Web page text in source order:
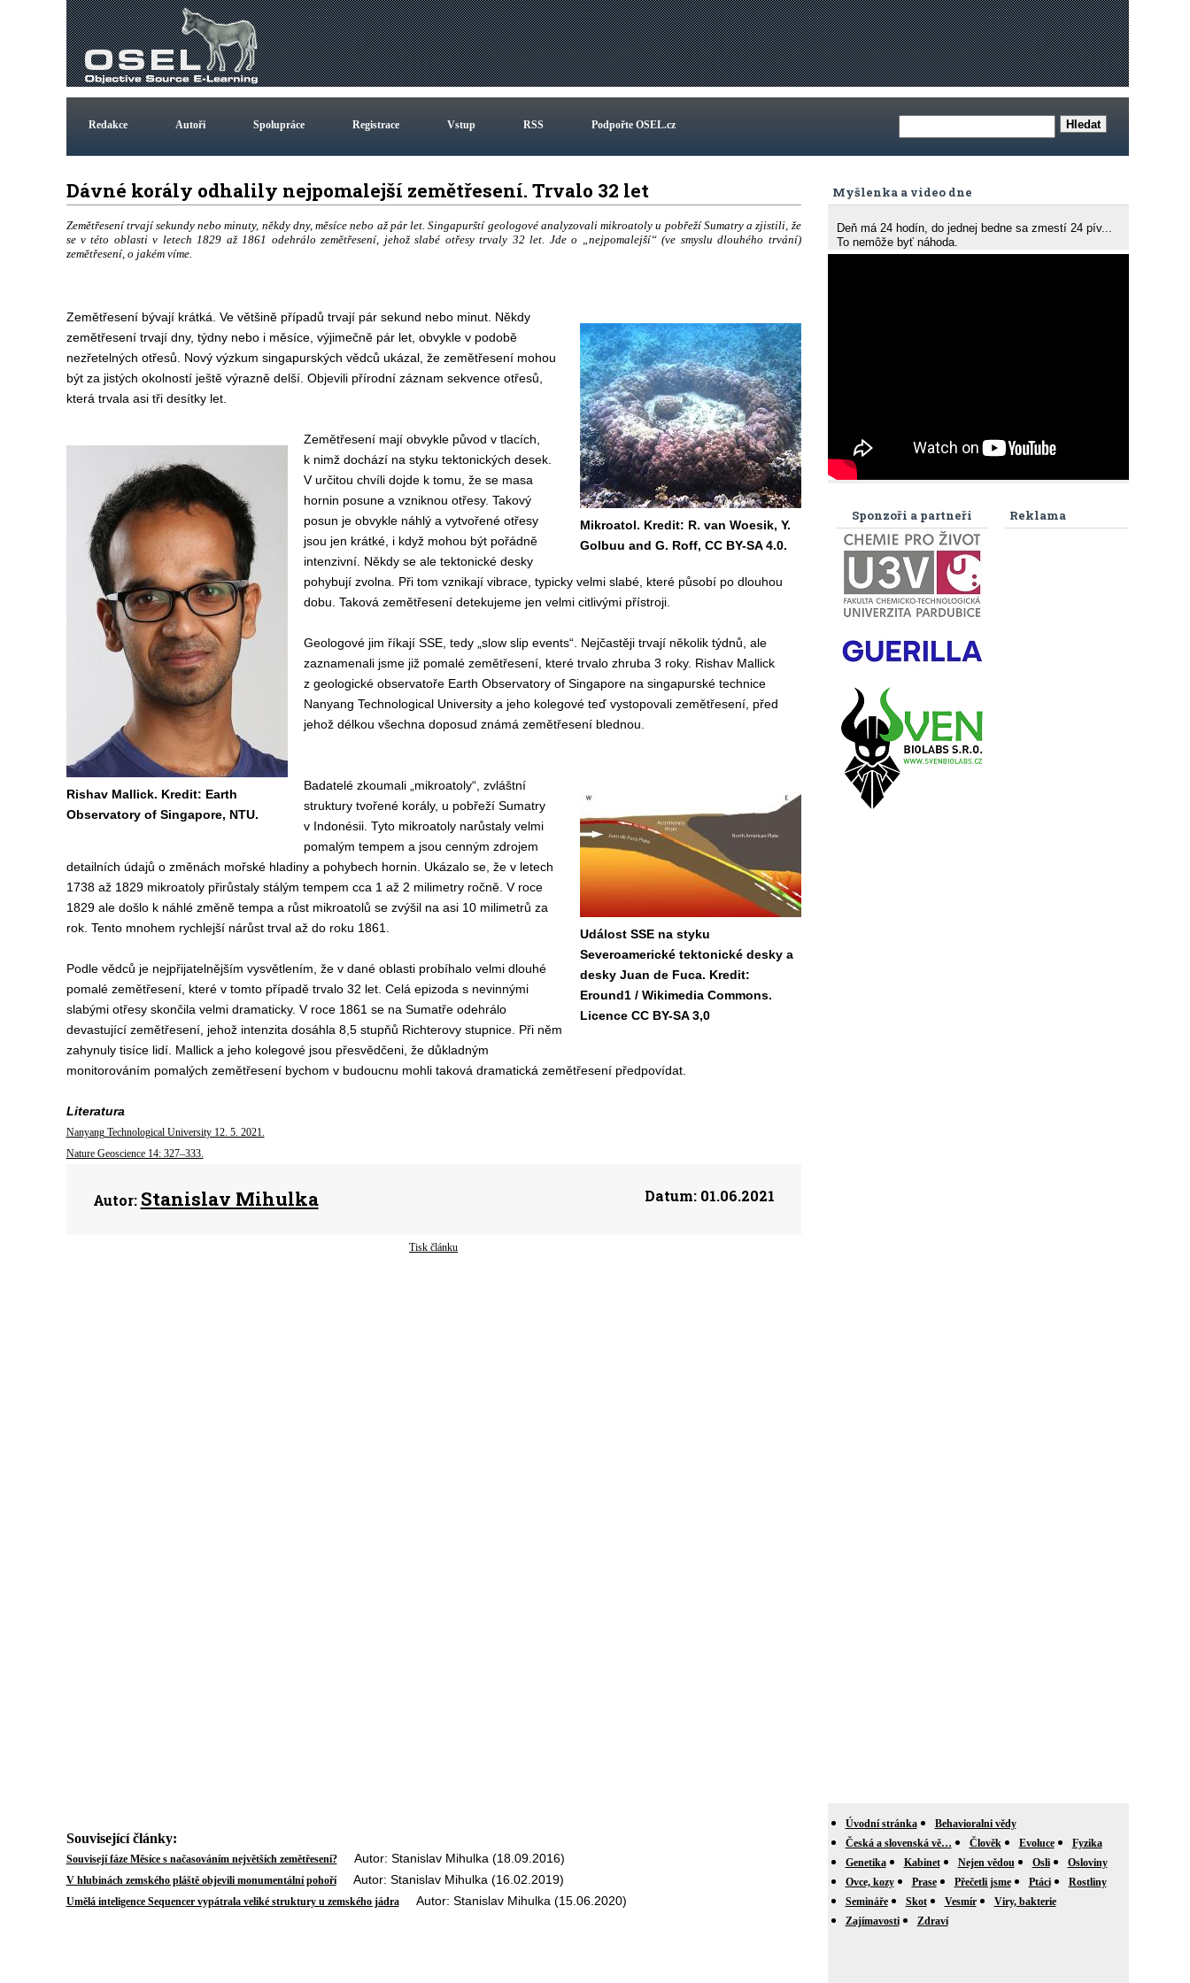
Redakce Autoři Spolupráce Registrace Vstup RSS Podpořte OSEL.cz
Dávné korály odhalily nejpomalejší zemětřesení. Trvalo 32 let
Zemětřesení trvají sekundy nebo minuty, někdy dny, měsíce nebo až pár let. Singapurští geologové analyzovali mikroatoly u pobřeží Sumatry a zjistili, že
se v této oblasti v letech 1829 až 1861 odehrálo zemětřesení, jehož slabé otřesy trvaly 32 let. Jde o „nejpomalejší“ (ve smyslu dlouhého trvání)
zemětřesení, o jakém víme.
Mikroatol. Kredit: R. van Woesik, Y.
Golbuu and G. Roff, CC BY-SA 4.0.
Zemětřesení bývají krátká. Ve většině případů trvají pár sekund nebo minut. Někdy
zemětřesení trvají dny, týdny nebo i měsíce, výjimečně pár let, obvykle v podobě
nezřetelných otřesů. Nový výzkum singapurských vědců ukázal, že zemětřesení mohou
být za jistých okolností ještě výrazně delší. Objevili přírodní záznam sekvence otřesů,
která trvala asi tři desítky let.
Rishav Mallick. Kredit: Earth
Observatory of Singapore, NTU.
Zemětřesení mají obvykle původ v tlacích,
k nimž dochází na styku tektonických desek.
V určitou chvíli dojde k tomu, že se masa
hornin posune a vzniknou otřesy. Takový
posun je obvykle náhlý a vytvořené otřesy
jsou jen krátké, i když mohou být pořádně
intenzivní. Někdy se ale tektonické desky
pohybují zvolna. Při tom vznikají vibrace, typicky velmi slabé, které působí po dlouhou
dobu. Taková zemětřesení detekujeme jen velmi citlivými přístroji.
Geologové jim říkají SSE, tedy „slow slip events“. Nejčastěji trvají několik týdnů, ale
zaznamenali jsme již pomalé zemětřesení, které trvalo zhruba 3 roky. Rishav Mallick
z geologické observatoře Earth Observatory of Singapore na singapurské technice
Nanyang Technological University a jeho kolegové teď vystopovali zemětřesení, před
jehož délkou všechna doposud známá zemětřesení blednou.
Událost SSE na styku
Severoamerické tektonické desky a
desky Juan de Fuca. Kredit:
Eround1 / Wikimedia Commons.
Licence CC BY-SA 3,0
Badatelé zkoumali „mikroatoly“, zvláštní
struktury tvořené korály, u pobřeží Sumatry
v Indonésii. Tyto mikroatoly narůstaly velmi
pomalým tempem a jsou cenným zdrojem
detailních údajů o změnách mořské hladiny a pohybech hornin. Ukázalo se, že v letech
1738 až 1829 mikroatoly přirůstaly stálým tempem cca 1 až 2 milimetry ročně. V roce
1829 ale došlo k náhlé změně tempa a růst mikroatolů se zvýšil na asi 10 milimetrů za
rok. Tento mnohem rychlejší nárůst trval až do roku 1861.
Podle vědců je nejpřijatelnějším vysvětlením, že v dané oblasti probíhalo velmi dlouhé
pomalé zemětřesení, které v tomto případě trvalo 32 let. Celá epizoda s nevinnými
slabými otřesy skončila velmi dramaticky. V roce 1861 se na Sumatře odehrálo
devastující zemětřesení, jehož intenzita dosáhla 8,5 stupňů Richterovy stupnice. Při něm
zahynuly tisíce lidí. Mallick a jeho kolegové jsou přesvědčeni, že důkladným
monitorováním pomalých zemětřesení bychom v budoucnu mohli taková dramatická zemětřesení předpovídat.
Literatura
Nanyang Technological University 12. 5. 2021.
Nature Geoscience 14: 327–333.
Autor: Stanislav Mihulka Datum:01.06.2021
Tisk článku
Související články:
Souvisejí fáze Měsíce s načasováním největších zemětřesení?Autor: Stanislav Mihulka (18.09.2016)
V hlubinách zemského pláště objevili monumentální pohoříAutor: Stanislav Mihulka (16.02.2019)
Umělá inteligence Sequencer vypátrala veliké struktury u zemského jádraAutor: Stanislav Mihulka (15.06.2020)
Myšlenka a video dne
Deň má 24 hodín, do jednej bedne sa zmestí 24 pív...
To nemôže byť náhoda.
Reklama
Sponzoři a partneři
Úvodní stránka
Behavioralni vědy
Česká a slovenská vě…
Člověk Evoluce
Fyzika
Genetika
Kabinet Nejen vědou Osli
Osloviny
Ovce, kozy
Prase Přečetli jsme Ptáci
Rostliny
Semináře
Skot Vesmír
Viry, bakterie
Zajímavosti
Zdraví